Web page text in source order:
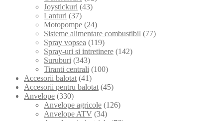
Joystickuri (43)
Lanturi (37)
Motopompe (24)
Sisteme alimentare combustibil (77)
Spray vopsea (119)
Spray-uri si intretinere (142)
Suruburi (343)
Tiranti centrali (100)
Accesorii balotat (41)
Accesorii pentru balotat (45)
Anvelope (330)
Anvelope agricole (126)
Anvelope ATV (34)